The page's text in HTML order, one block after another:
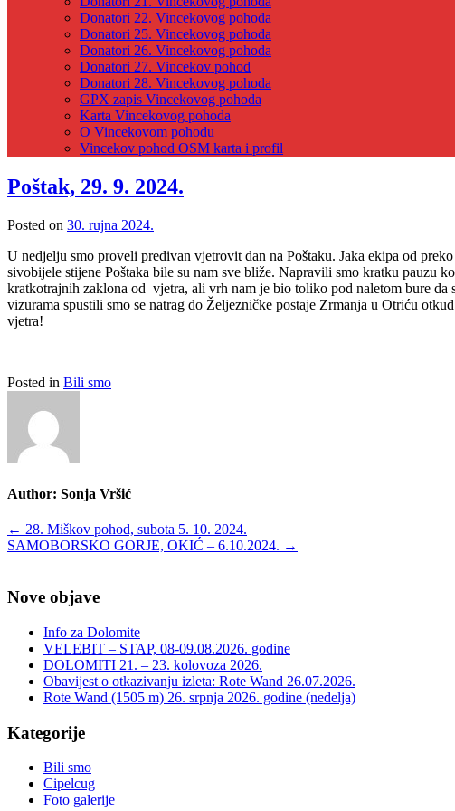
Donatori 22. Vincekovog pohoda
Donatori 25. Vincekovog pohoda
Donatori 26. Vincekovog pohoda
Donatori 27. Vincekov pohod
Donatori 28. Vincekovog pohoda
GPX zapis Vincekovog pohoda
Karta Vincekovog pohoda
O Vincekovom pohodu
Vincekov pohod OSM karta i profil
Poštak, 29. 9. 2024.
Posted on 30. rujna 2024.
U nedjelju smo proveli predivan vjetrovit dan na Poštaku. Jaka ekipa od
sivobijele stijene Poštaka bile su nam sve bliže. Napravili smo kratku pauzu
kratkotrajnih zaklona od vjetra, ali vrh nam je bio toliko pod naletom bure
vizurama spustili smo se natrag do Željezničke postaje Zrmanja u Otriću
vjetra!
Posted in Bili smo
Author: Sonja Vršić
Post
navigation
← 28. Miškov pohod, subota 5. 10. 2024.
SAMOBORSKO GORJE, OKIĆ – 6.10.2024. →
Nove objave
Info za Dolomite
VELEBIT – STAP, 08-09.08.2026. godine
DOLOMITI 21. – 23. kolovoza 2026.
Obavijest o otkazivanju izleta: Rote Wand 26.07.2026.
Rote Wand (1505 m) 26. srpnja 2026. godine (nedelja)
Kategorije
Bili smo
Cipelcug
Foto galerije